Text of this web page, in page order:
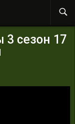
3 сезон 17